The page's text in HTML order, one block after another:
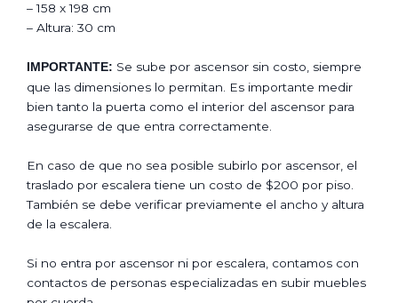
– 158 x 198 cm
– Altura: 30 cm
IMPORTANTE: Se sube por ascensor sin costo, siempre
que las dimensiones lo permitan. Es importante medir
bien tanto la puerta como el interior del ascensor para
asegurarse de que entra correctamente.
En caso de que no sea posible subirlo por ascensor, el
traslado por escalera tiene un costo de $200 por piso.
También se debe verificar previamente el ancho y altura
de la escalera.
Si no entra por ascensor ni por escalera, contamos con
contactos de personas especializadas en subir muebles